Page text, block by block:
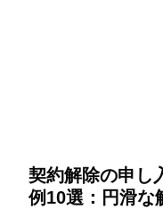
契約解除の申し
例10選：円滑な